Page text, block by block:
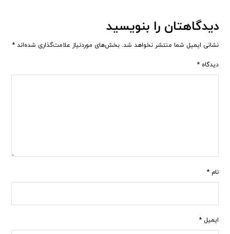
دیدگاهتان را بنویسید
نشانی ایمیل شما منتشر نخواهد شد. بخش‌های موردنیاز علامت‌گذاری شده‌اند*
دیدگاه*
نام*
ایمیل*